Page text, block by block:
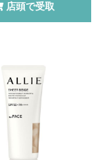
店頭で受取